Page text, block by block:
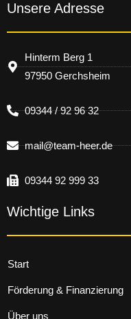
Unsere Adresse
Hinterm Berg 1
97950 Gerchsheim
09344 / 92 96 32
mail@team-heer.de
09344 92 999 33
Wichtige Links
Start
Förderung & Finanzierung
Über uns